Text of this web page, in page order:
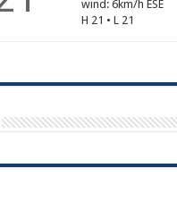
wind: 6km/h ESE
H 21 • L 21